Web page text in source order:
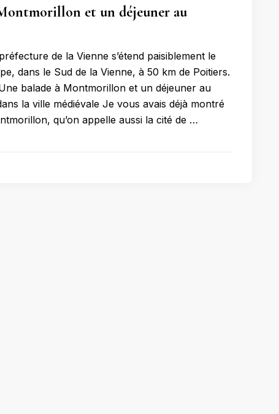
et un déjeuner au
de la Vienne s’étend paisiblement le
dans le Sud de la Vienne, à 50 km de Poitiers.
balade à Montmorillon et un déjeuner au
la ville médiévale Je vous avais déjà montré
qu’on appelle aussi la cité de …